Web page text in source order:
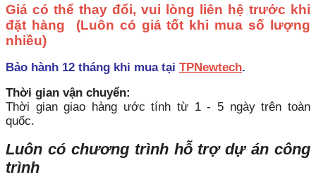
Giá có thể thay đổi, vui lòng liên hệ trước khi
đặt hàng (Luôn có giá tốt khi mua số lượng
nhiều)
Bảo hành 12 tháng khi mua tại TPNewtech.
Thời gian vận chuyển:
Thời gian giao hàng ước tính từ 1 - 5 ngày trên toàn
quốc.
Luôn có chương trình hỗ trợ dự án công
trình